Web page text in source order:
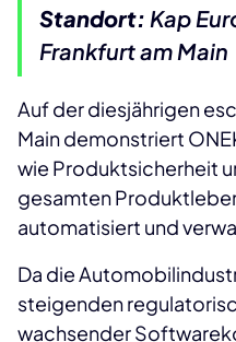
Standort: Kap
Frankfurt am Main
Auf der diesjährigen
Main demonstriert
wie Produktsicherheit
gesamten
automatisiert und
Da die
steigenden
wachsender